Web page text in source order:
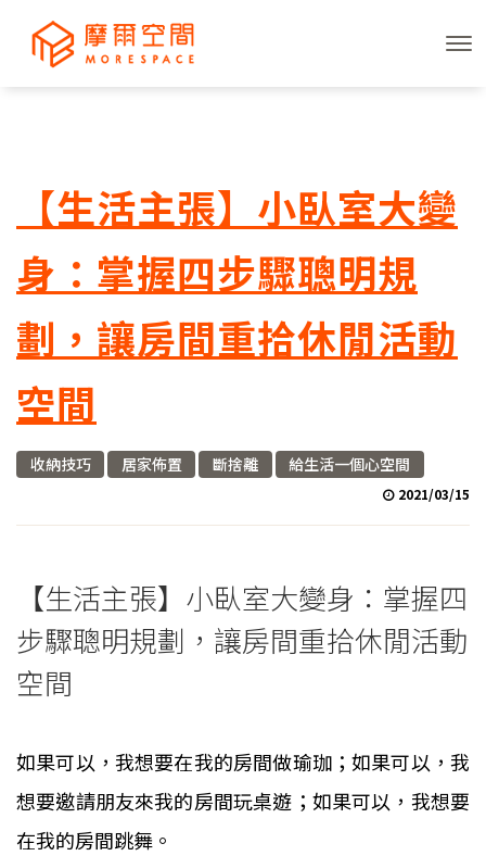
【生活主張】小臥室大變
身：掌握四步驟聰明規
劃，讓房間重拾休閒活動
空間
收納技巧 居家佈置 斷捨離 給生活一個心空間
2021/03/15
【生活主張】小臥室大變身：掌握四
步驟聰明規劃，讓房間重拾休閒活動
空間
如果可以，我想要在我的房間做瑜珈；如果可以，我
想要邀請朋友來我的房間玩桌遊；如果可以，我想要
在我的房間跳舞。